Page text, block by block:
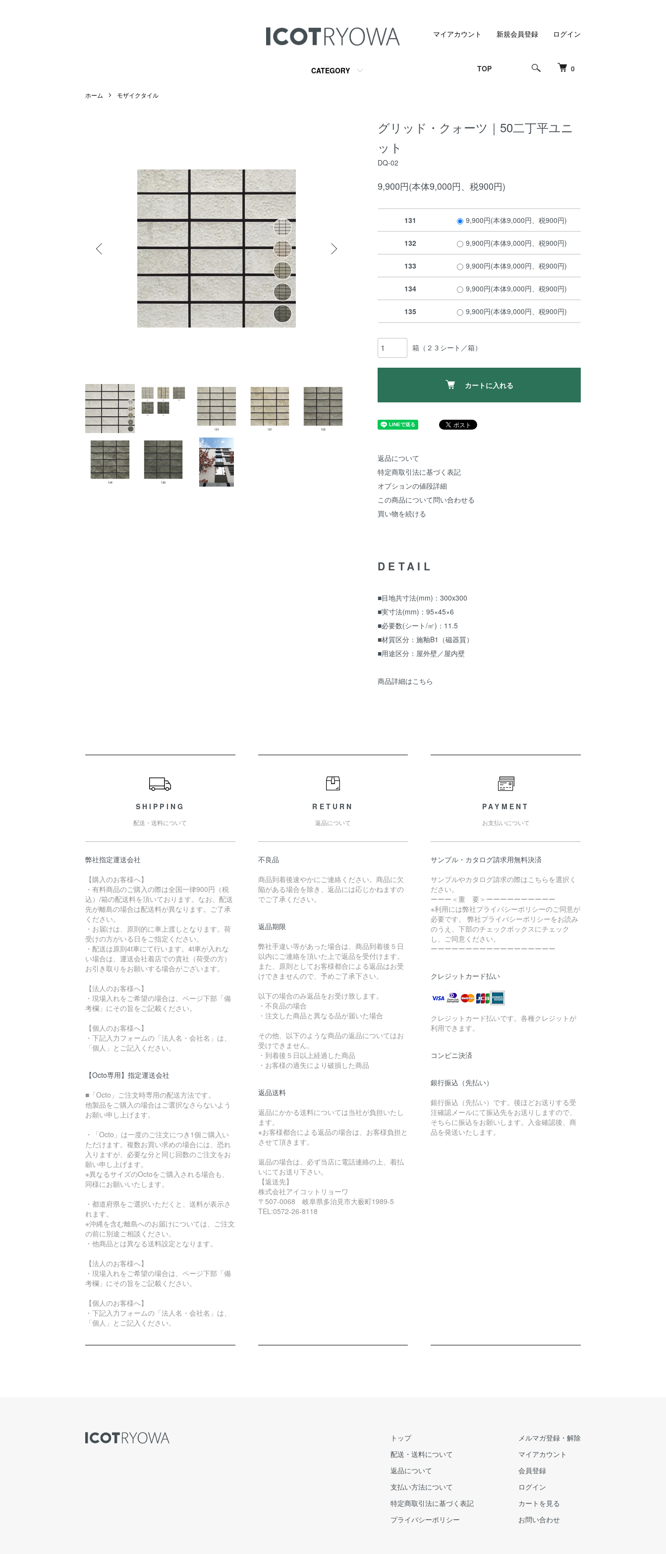
TOP 0
CATEGORY
マイアカウント 新規会員登録 ログイン
ホーム モザイクタイル
グリッド・クォーツ｜50二丁平ユニ
ット
DQ-02
9,900円(本体9,000円、税900円)
131 9,900円(本体9,000円、税900円)
132 9,900円(本体9,000円、税900円)
133 9,900円(本体9,000円、税900円)
134 9,900円(本体9,000円、税900円)
135 9,900円(本体9,000円、税900円)
箱（２３シート／箱）
カートに入れる
返品について
特定商取引法に基づく表記
オプションの値段詳細
この商品について問い合わせる
買い物を続ける
DETAIL
■目地共寸法(mm)：300x300
■実寸法(mm)：95×45×6
■必要数(シート/㎡)：11.5
■材質区分：施釉B1（磁器質）
■用途区分：屋外壁／屋内壁
商品詳細はこちら
SHIPPING
配送・送料について
弊社指定運送会社
【購入のお客様へ】
・有料商品のご購入の際は全国一律900円（税
込）/箱の配送料を頂いております。なお、配送
先が離島の場合は配送料が異なります。ご了承
ください。
・お届けは、原則的に車上渡しとなります。荷
受けの方がいる日をご指定ください。
・配送は原則4t車にて行います。4t車が入れな
い場合は、運送会社着店での貴社（荷受の方）
お引き取りをお願いする場合がございます。
【法人のお客様へ】
・現場入れをご希望の場合は、ページ下部「備
考欄」にその旨をご記載ください。
【個人のお客様へ】
・下記入力フォームの「法人名・会社名」は、
「個人」とご記入ください。
【Octo専用】指定運送会社
■「Octo」ご注文時専用の配送方法です。
他製品をご購入の場合はご選択なさらないよう
お願い申し上げます。
・「Octo」は一度のご注文につき1個ご購入い
ただけます。複数お買い求めの場合には、恐れ
入りますが、必要な分と同じ回数のご注文をお
願い申し上げます。
※異なるサイズのOctoをご購入される場合も、
同様にお願いいたします。
・都道府県をご選択いただくと、送料が表示さ
れます。
※沖縄を含む離島へのお届けについては、ご注文
の前に別途ご相談ください。
・他商品とは異なる送料設定となります。
【法人のお客様へ】
・現場入れをご希望の場合は、ページ下部「備
考欄」にその旨をご記載ください。
【個人のお客様へ】
・下記入力フォームの「法人名・会社名」は、
「個人」とご記入ください。
RETURN
返品について
不良品
商品到着後速やかにご連絡ください。商品に欠
陥がある場合を除き、返品には応じかねますの
でご了承ください。
返品期限
弊社手違い等があった場合は、商品到着後５日
以内にご連絡を頂いた上で返品を受付けます。
また、原則としてお客様都合による返品はお受
けできませんので、予めご了承下さい。
以下の場合のみ返品をお受け致します。
・不良品の場合
・注文した商品と異なる品が届いた場合
その他、以下のような商品の返品についてはお
受けできません。
・到着後５日以上経過した商品
・お客様の過失により破損した商品
返品送料
返品にかかる送料については当社が負担いたし
ます。
※お客様都合による返品の場合は、お客様負担と
させて頂きます。
返品の場合は、必ず当店に電話連絡の上、着払
いにてお送り下さい。
【返送先】
株式会社アイコットリョーワ
〒507-0068 岐阜県多治見市大薮町1989-5
TEL:0572-26-8118
PAYMENT
お支払いについて
サンプル・カタログ請求用無料決済
サンプルやカタログ請求の際はこちらを選択く
ださい。
ーーー＜重 要＞ーーーーーーーーーー
※利用には弊社プライバシーポリシーのご同意が
必要です。 弊社プライバシーポリシーをお読み
のうえ、下部のチェックボックスにチェック
し、ご同意ください。
ーーーーーーーーーーーーーーーーーー
クレジットカード払い
クレジットカード払いです。各種クレジットが
利用できます。
コンビニ決済
銀行振込（先払い）
銀行振込（先払い）です。後ほどお送りする受
注確認メールにて振込先をお送りしますので、
そちらに振込をお願いします。入金確認後、商
品を発送いたします。
トップ
配送・送料について
返品について
支払い方法について
特定商取引法に基づく表記
プライバシーポリシー
メルマガ登録・解除
マイアカウント
会員登録
ログイン
カートを見る
お問い合わせ